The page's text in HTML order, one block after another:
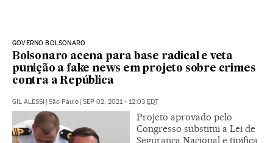
GOVERNO BOLSONARO
Bolsonaro acena para base radical e veta
punição a fake news em projeto sobre crimes
contra a República
GIL ALESSI São Paulo SEP 02, 2021 - 12:03 EDT
Projeto aprovado pelo
Congresso substitui a Lei de
Segurança Nacional e tipifica